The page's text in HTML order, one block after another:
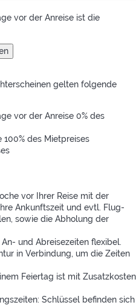
vor der Anreise ist die
gelten folgende
vor der Anreise 0% des
100% des Mietpreises
vor Ihrer Reise mit der
Ankunftszeit und evtl. Flug-
sowie die Abholung der
und Abreisezeiten flexibel.
in Verbindung, um die Zeiten
Feiertag ist mit Zusatzkosten
Schlüssel befinden sich